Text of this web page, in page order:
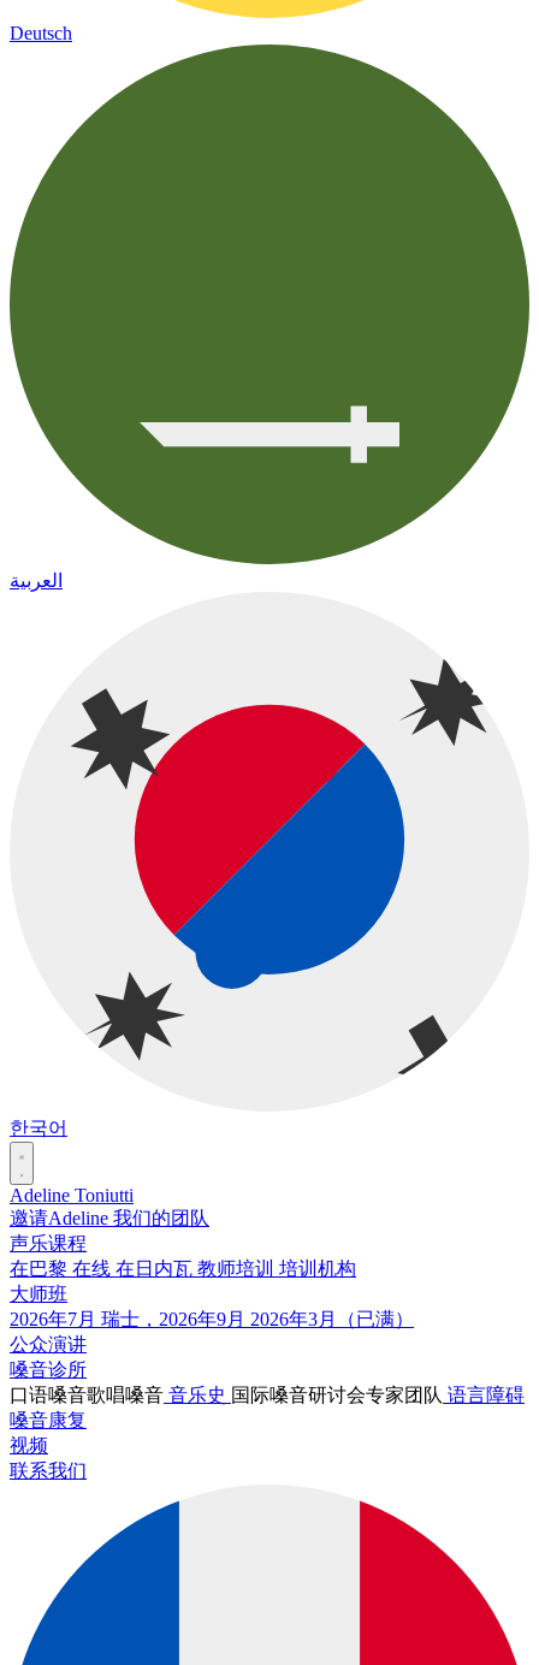
Deutsch
العربية
한국어
Adeline Toniutti
邀请Adeline 我们的团队
声乐课程
在巴黎 在线 在日内瓦 教师培训 培训机构
大师班
2026年7月 瑞士，2026年9月 2026年3月（已满）
公众演讲
嗓音诊所
口语嗓音歌唱嗓音 音乐史 国际嗓音研讨会专家团队 语言障碍
嗓音康复
视频
联系我们